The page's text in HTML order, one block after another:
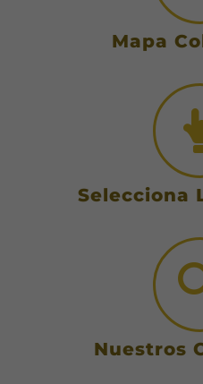
Mapa
Selecciona
Nuestros